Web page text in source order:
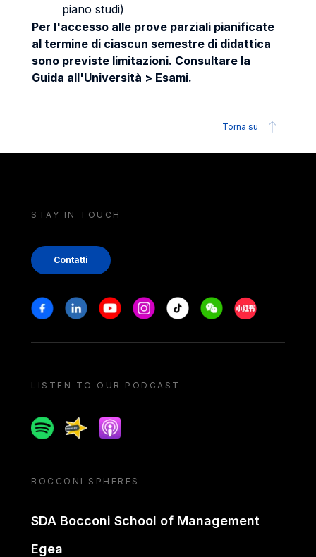
piano studi)
Per l'accesso alle prove parziali pianificate
al termine di ciascun semestre di didattica
sono previste limitazioni. Consultare la
Guida all'Università > Esami.
Torna su
STAY IN TOUCH
Contatti
Stay in touch
FacebookLinkedinYoutubeInstagram
Tiktok WeechatXiaohongshu/
LISTEN TO OUR PODCAST
SpotifySpreakerApple podcast
BOCCONI SPHERES
SDA Bocconi School of Management
Egea